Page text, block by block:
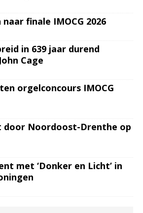
finale IMOCG 2026
in 639 jaar durend
Cage
orgelconcours IMOCG
Noordoost-Drenthe op
met ‘Donker en Licht’ in